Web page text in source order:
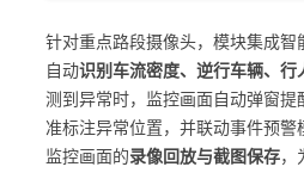
针对重点路段摄像头，模块集成智
自动识别车流密度、逆行车辆、行
测到异常时，监控画面自动弹窗提
准标注异常位置，并联动事件预
监控画面的录像回放与截图保存，